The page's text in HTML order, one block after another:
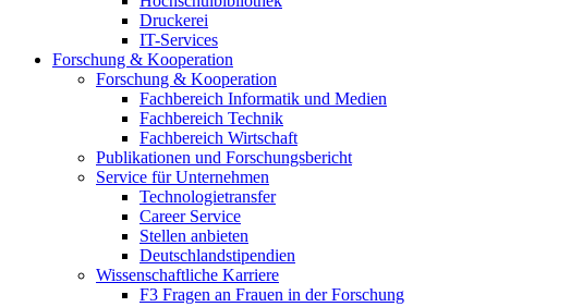
Druckerei
IT-Services
Forschung & Kooperation
Forschung & Kooperation
Fachbereich Informatik und Medien
Fachbereich Technik
Fachbereich Wirtschaft
Publikationen und Forschungsbericht
Service für Unternehmen
Technologietransfer
Career Service
Stellen anbieten
Deutschlandstipendien
Wissenschaftliche Karriere
F3 Fragen an Frauen in der Forschung